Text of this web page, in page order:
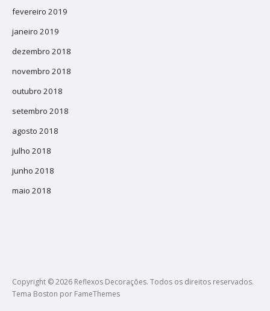
fevereiro 2019
janeiro 2019
dezembro 2018
novembro 2018
outubro 2018
setembro 2018
agosto 2018
julho 2018
junho 2018
maio 2018
Copyright © 2026 Reflexos Decorações. Todos os direitos reservados.
Tema Boston por FameThemes